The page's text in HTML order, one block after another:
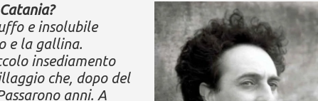
e insolubile
e la gallina.
insediamento
che, dopo del
anni. A